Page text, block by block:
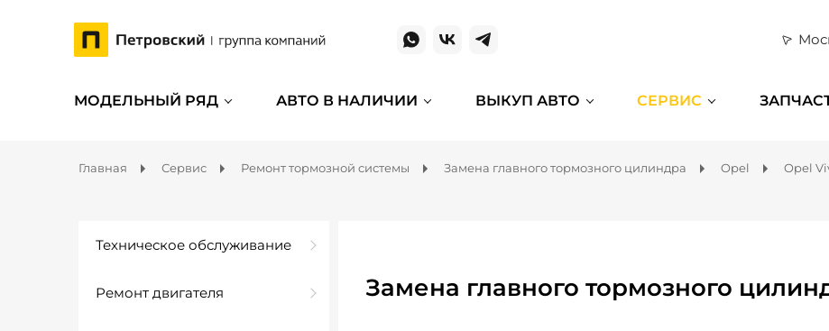
МОДЕЛЬНЫЙ РЯД АВТО В НАЛИЧИИ ВЫКУП АВТО СЕРВИС
Главная Сервис Ремонт тормозной системы Замена главного тормозного цилиндра Opel Opel
Техническое обслуживание
Ремонт двигателя Замена главного тормозного